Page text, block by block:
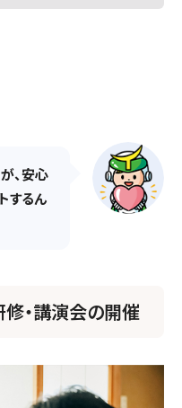
、安心
するん
・講演会の開催